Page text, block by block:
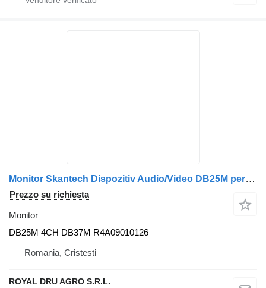
Monitor Skantech Dispozitiv Audio/Video DB25M per camion Volvo CF
Prezzo su richiesta
Monitor
DB25M 4CH DB37M R4A09010126
Romania, Cristesti
ROYAL DRU AGRO S.R.L.